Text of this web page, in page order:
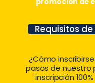
Requisitos
¿Cómo
pasos de nuestro
inscripción